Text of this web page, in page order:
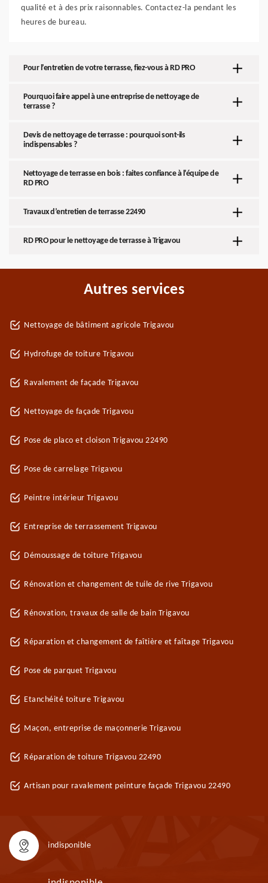
qualité et à des prix raisonnables. Contactez-la pendant les
heures de bureau.
Pour l’entretien de votre terrasse, fiez-vous à RD PRO
Pourquoi faire appel à une entreprise de nettoyage de
terrasse ?
Devis de nettoyage de terrasse : pourquoi sont-ils
indispensables ?
Nettoyage de terrasse en bois : faites confiance à l’équipe de
RD PRO
Travaux d’entretien de terrasse 22490
RD PRO pour le nettoyage de terrasse à Trigavou
Autres services
Nettoyage de bâtiment agricole Trigavou
Hydrofuge de toiture Trigavou
Ravalement de façade Trigavou
Nettoyage de façade Trigavou
Pose de placo et cloison Trigavou 22490
Pose de carrelage Trigavou
Peintre intérieur Trigavou
Entreprise de terrassement Trigavou
Démoussage de toiture Trigavou
Rénovation et changement de tuile de rive Trigavou
Rénovation, travaux de salle de bain Trigavou
Réparation et changement de faîtière et faîtage Trigavou
Pose de parquet Trigavou
Etanchéité toiture Trigavou
Maçon, entreprise de maçonnerie Trigavou
Réparation de toiture Trigavou 22490
Artisan pour ravalement peinture façade Trigavou 22490
indisponible